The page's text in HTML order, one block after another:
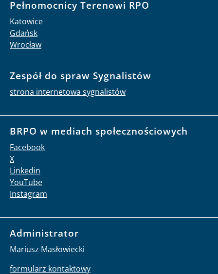
Pełnomocnicy Terenowi RPO
Katowice
Gdańsk
Wrocław
Zespół do spraw Sygnalistów
strona internetowa sygnalistów
BRPO w mediach społecznościowych
Facebook
X
Linkedin
YouTube
Instagram
Administrator
Mariusz Masłowiecki
formularz kontaktowy